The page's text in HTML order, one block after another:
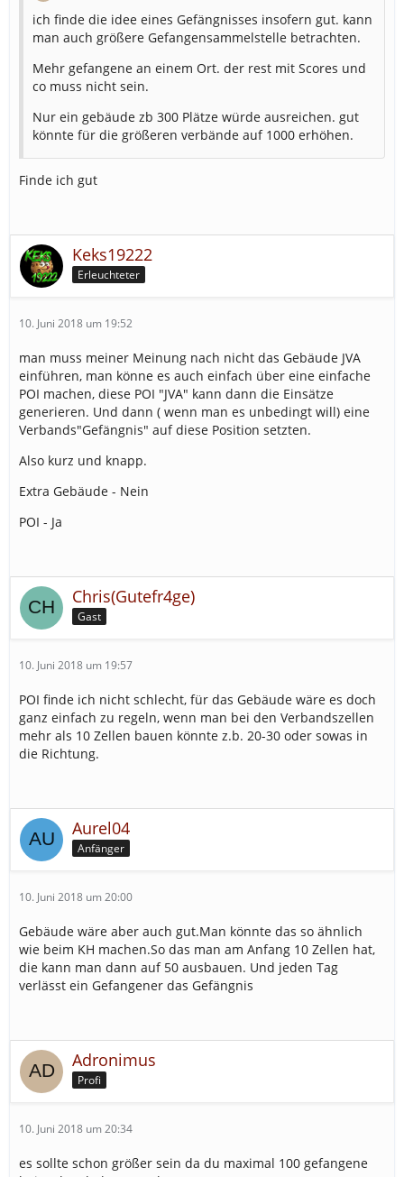
ich finde die idee eines Gefängnisses insofern gut. kann
man auch größere Gefangensammelstelle betrachten.
Mehr gefangene an einem Ort. der rest mit Scores und
co muss nicht sein.
Nur ein gebäude zb 300 Plätze würde ausreichen. gut
könnte für die größeren verbände auf 1000 erhöhen.
Finde ich gut
Keks19222
Erleuchteter
10. Juni 2018 um 19:52
man muss meiner Meinung nach nicht das Gebäude JVA
einführen, man könne es auch einfach über eine einfache
POI machen, diese POI "JVA" kann dann die Einsätze
generieren. Und dann ( wenn man es unbedingt will) eine
Verbands"Gefängnis" auf diese Position setzten.
Also kurz und knapp.
Extra Gebäude - Nein
POI - Ja
Chris(Gutefr4ge)
Gast
10. Juni 2018 um 19:57
POI finde ich nicht schlecht, für das Gebäude wäre es doch
ganz einfach zu regeln, wenn man bei den Verbandszellen
mehr als 10 Zellen bauen könnte z.b. 20-30 oder sowas in
die Richtung.
Aurel04
Anfänger
10. Juni 2018 um 20:00
Gebäude wäre aber auch gut.Man könnte das so ähnlich
wie beim KH machen.So das man am Anfang 10 Zellen hat,
die kann man dann auf 50 ausbauen. Und jeden Tag
verlässt ein Gefangener das Gefängnis
Adronimus
Profi
10. Juni 2018 um 20:34
es sollte schon größer sein da du maximal 100 gefangene